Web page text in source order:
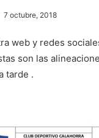
7 octubre, 2018
web y redes
son las
tarde .